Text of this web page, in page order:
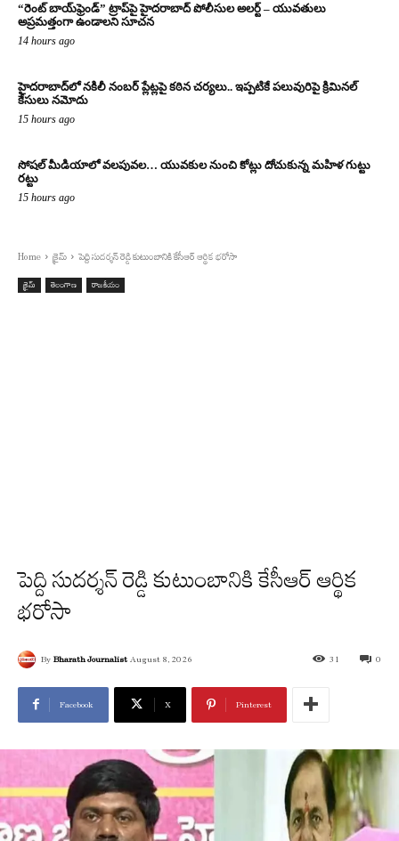
“రెంట్ బాయ్‌ఫ్రెండ్” ట్రాప్‌పై హైదరాబాద్ పోలీసుల అలర్ట్ – యువతులు
అప్రమత్తంగా ఉండాలని సూచన
14 hours ago
హైదరాబాద్‌లో నకిలీ నంబర్ ప్లేట్లపై కఠిన చర్యలు.. ఇప్పటికే పలువురిపై క్రిమినల్
కేసులు నమోదు
15 hours ago
సోషల్ మీడియాలో వలపువల… యువకుల నుంచి కోట్లు దోచుకున్న మహిళ గుట్టు
రట్టు
15 hours ago